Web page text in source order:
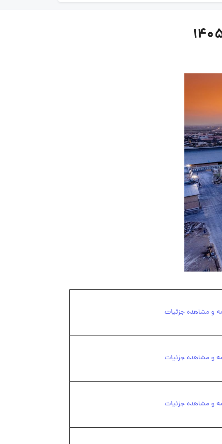
و مشاهده جزئیات
و مشاهده جزئیات
و مشاهده جزئیات